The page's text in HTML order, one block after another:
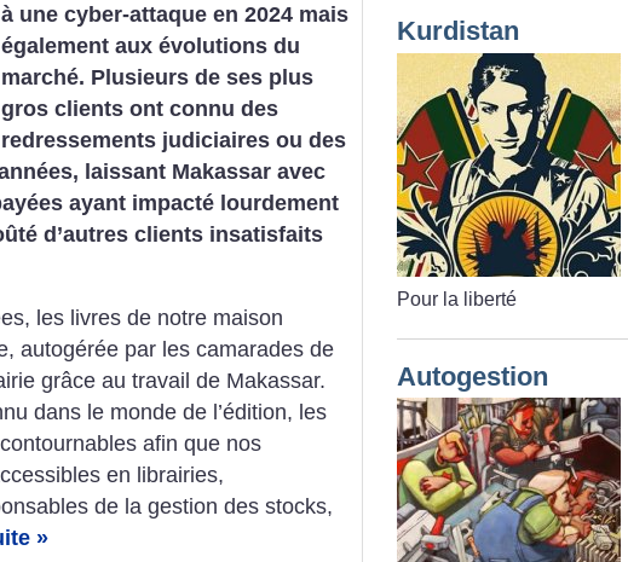
à une cyber-attaque en 2024 mais
également aux évolutions du
marché. Plusieurs de ses plus
gros clients ont connu des
redressements judiciaires ou des
laissant Makassar avec
ayant impacté lourdement
d’autres clients insatisfaits
les livres de notre maison
autogérée par les camarades de
grâce au travail de Makassar.
dans le monde de l’édition, les
afin que nos
en librairies,
de la gestion des stocks,
»
Kurdistan
Pour la liberté
Autogestion